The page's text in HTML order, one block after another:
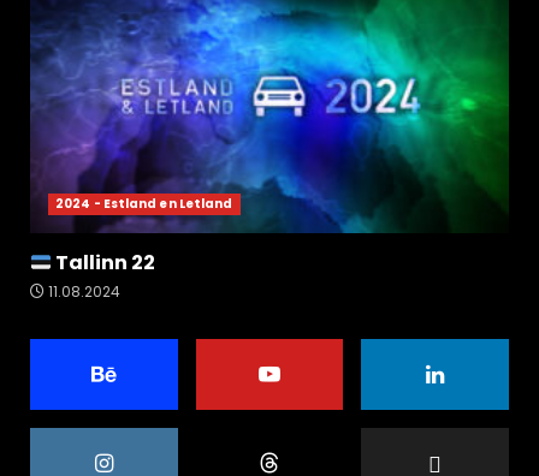
2024 - Estland en Letland
Tallinn 22
11.08.2024